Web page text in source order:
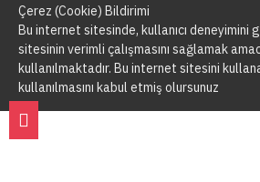
Çerez (Cookie) Bildirimi
Bu internet sitesinde, kullanıcı
sitesinin verimli çalışmasını sağlamak
kullanılmaktadır. Bu internet sitesini
kullanılmasını kabul etmiş olursunuz